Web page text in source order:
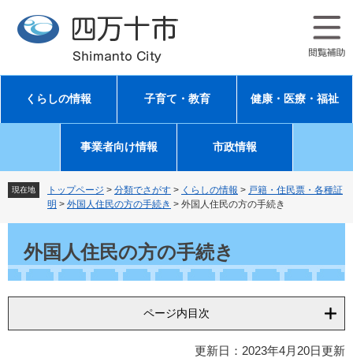
先
す
を
し
文
くらしの情報 子育て・教育 健康・医療・福祉
事業者向け情報 市政情報
現在地 トップページ > 分類でさがす > くらしの情報 > 戸籍・住民票・各種証
明 > 外国人住民の方の手続き > 外国人住民の方の手続き
外国人住民の方の手続き
ページ内目次
更新日：2023年4月20日更新